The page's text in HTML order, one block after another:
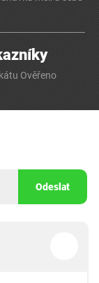
Ověřeno
Odeslat